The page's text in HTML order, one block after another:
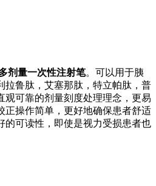
剂量一次性注射笔。可以用于胰
拉鲁肽，艾塞那肽，特立帕肽，普
观可靠的剂量刻度处理理念，更易
正操作简单，更好地确保患者舒适
的可读性，即使是视力受损患者也